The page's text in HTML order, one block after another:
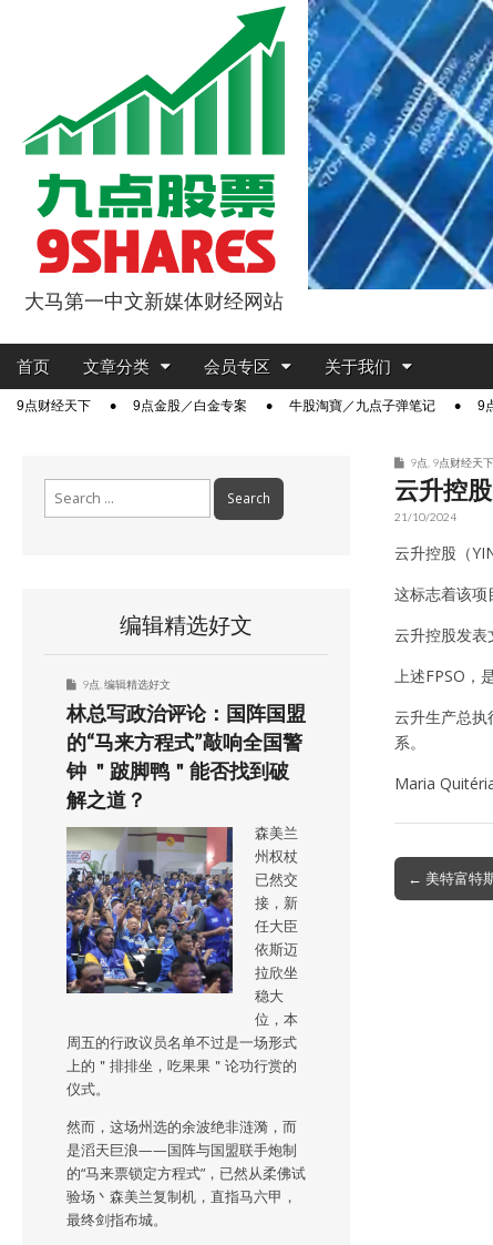
9点股票
大马第一中文新媒体财经网站
Main
Skip
content
首页 文章分类 会员专区 关于我们
Sub9点财经天下 9点金股／白金专案 牛股淘寶／九点子弹笔记 9
9点 9点财经天下
云升控
21/10/2024
云升控股（
这标志着该项
云升控股发表
上述FPSO，
云升生产总
系。
Maria
Post
navigation
← 美特富特
编辑精选好文
9点 编辑精选好文
林总写政治评论：国阵国盟
的“马来方程式”敲响全国警
钟 ＂跛脚鸭＂能否找到破
解之道？
森美兰
州权杖
已然交
接，新
任大臣
依斯迈
拉欣坐
稳大
位，本
周五的行政议员名单不过是一场形式
上的＂排排坐，吃果果＂论功行赏的
仪式。
然而，这场州选的余波绝非涟漪，而
是滔天巨浪——国阵与国盟联手炮制
的“马来票锁定方程式”，已然从柔佛试
验场丶森美兰复制机，直指马六甲，
最终剑指布城。